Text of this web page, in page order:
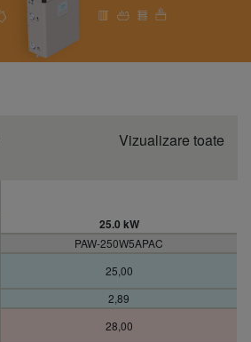
Vizualizare toate
25.0 kW
PAW-250W5APAC
25,00
2,89
28,00